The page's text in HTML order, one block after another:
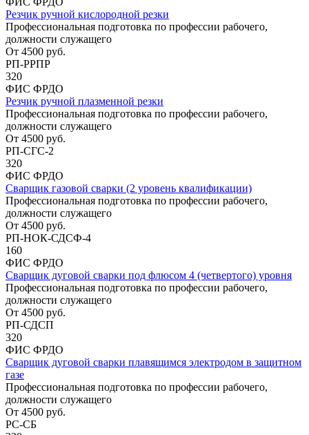
Резчик ручной кислородной резки
Профессиональная подготовка по профессии рабочего,
должности служащего
От 4500 руб.
РП-РРПР
320
ФИС ФРДО
Резчик ручной плазменной резки
Профессиональная подготовка по профессии рабочего,
должности служащего
От 4500 руб.
РП-СГС-2
320
ФИС ФРДО
Сварщик газовой сварки (2 уровень квалификации)
Профессиональная подготовка по профессии рабочего,
должности служащего
От 4500 руб.
РП-НОК-СДСФ-4
160
ФИС ФРДО
Сварщик дуговой сварки под флюсом 4 (четвертого) уровня
Профессиональная подготовка по профессии рабочего,
должности служащего
От 4500 руб.
РП-СДСП
320
ФИС ФРДО
Сварщик дуговой сварки плавящимся электродом в защитном
газе
Профессиональная подготовка по профессии рабочего,
должности служащего
От 4500 руб.
РС-СБ